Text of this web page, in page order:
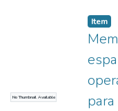
No Thumbnail Available
Item